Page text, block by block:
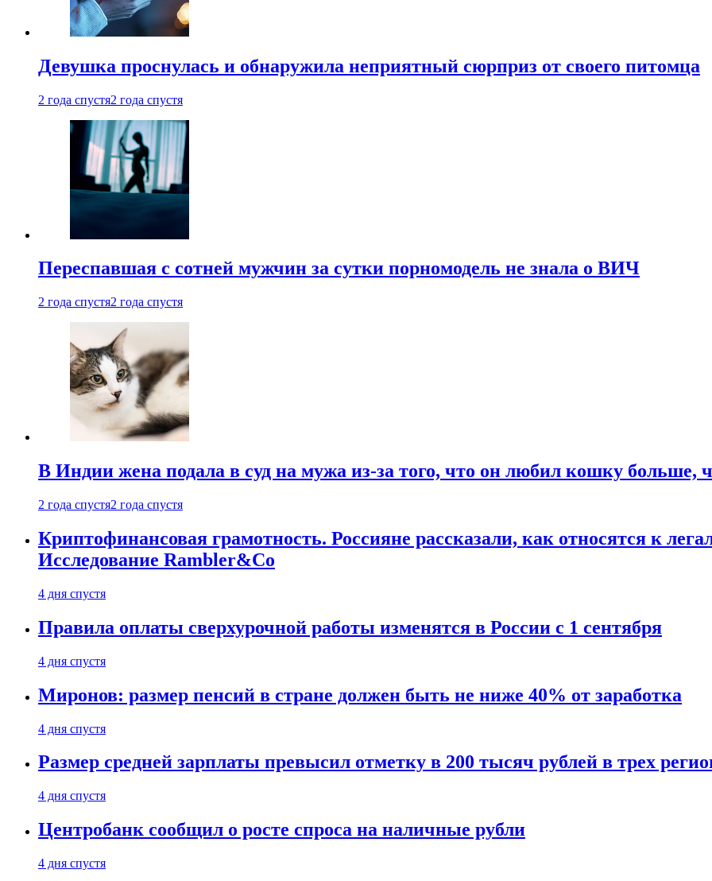
Девушка проснулась и обнаружила неприятный сюрприз от своего питомца
2 года спустя2 года спустя
Переспавшая с сотней мужчин за сутки порномодель не знала о ВИЧ
2 года спустя2 года спустя
В Индии жена подала в суд на мужа из-за того, что он любил кошку больше,
2 года спустя2 года спустя
Криптофинансовая грамотность. Россияне рассказали, как относятся к
Исследование Rambler&Co
4 дня спустя
Правила оплаты сверхурочной работы изменятся в России с 1 сентября
4 дня спустя
Миронов: размер пенсий в стране должен быть не ниже 40% от заработка
4 дня спустя
Размер средней зарплаты превысил отметку в 200 тысяч рублей в трех
4 дня спустя
Центробанк сообщил о росте спроса на наличные рубли
4 дня спустя